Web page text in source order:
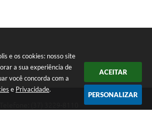
e os cookies: nosso site
a sua experiência de
você concorda com a
e Privacidade.
ACEITAR
PERSONALIZAR